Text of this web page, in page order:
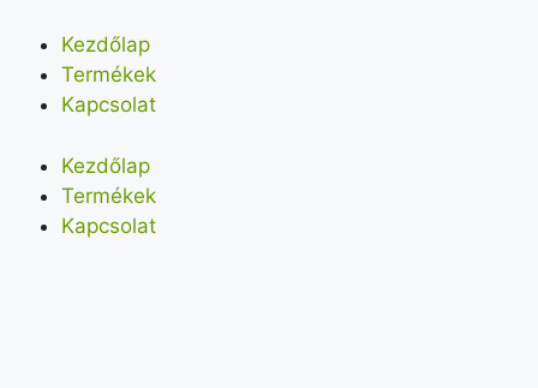
Kezdőlap
Termékek
Kapcsolat
Kezdőlap
Termékek
Kapcsolat